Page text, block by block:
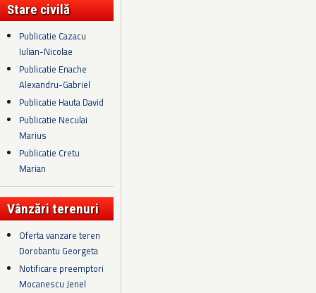
Stare civilă
Publicatie Cazacu
Iulian-Nicolae
Publicatie Enache
Alexandru-Gabriel
Publicatie Hauta David
Publicatie Neculai
Marius
Publicatie Cretu
Marian
Vânzări terenuri
Oferta vanzare teren
Dorobantu Georgeta
Notificare preemptori
Mocanescu Jenel